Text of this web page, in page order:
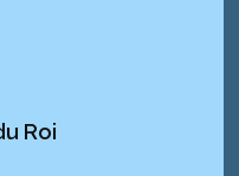
Roi